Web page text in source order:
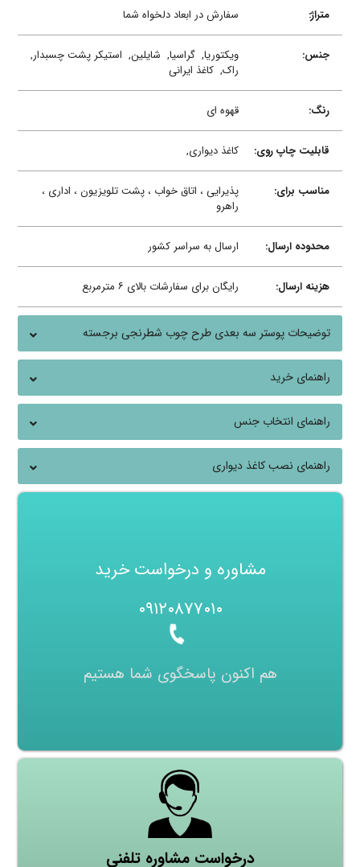
متراژ: سفارش در ابعاد دلخواه شما
جنس: ویکتوریا,گراسیا, شایلین, استیکر پشت چسبدار,
راک,کاغذ ایرانی
رنگ: قهوه ای
قابلیت چاپ روی: کاغذ دیواری,
مناسب برای:
پذیرایی ، اتاق خواب ، پشت تلویزیون ، اداری ،
راهرو
محدوده ارسال: ارسال به سراسر کشور
هزینه ارسال: رایگان برای سفارشات بالای ۶ مترمربع
توضیحات پوستر سه بعدی طرح چوب شطرنجی برجسته
راهنمای خرید
راهنمای انتخاب جنس
راهنمای نصب کاغذ دیواری
مشاوره و درخواست خرید
۰۹۱۲۰۸۷۷۰۱۰
هم اکنون پاسخگوی شما هستیم
درخواست مشاوره تلفنی